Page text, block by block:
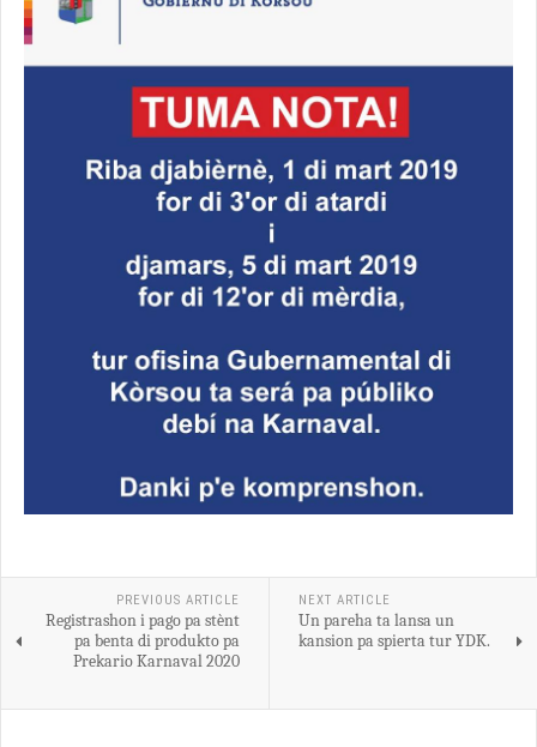
PREVIOUS ARTICLE
Registrashon i pago pa stènt
pa benta di produkto pa
Prekario Karnaval 2020
NEXT ARTICLE
Un pareha ta lansa un
kansion pa spierta tur YDK.